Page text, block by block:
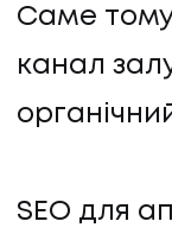
Саме тому
канал
SEO для